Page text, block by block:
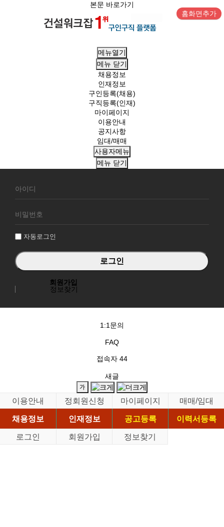
본문 바로가기
홈화면추가
메뉴열기
메뉴 닫기
채용정보
인재정보
구인등록(채용)
구직등록(인재)
마이페이지
이용안내
공지사항
임대/매매
사용자메뉴
메뉴 닫기
원
그
자동로그인
회원가입
정보찾기
1:1문의
FAQ
접속자 44
새글
이용안내 정회원신청 마이페이지
매매/임대
채용정보
인재정보 공고등록
이력서등록
로그인
회원가입 정보찾기